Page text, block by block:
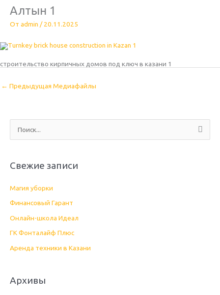
Алтын 1
От admin /20.11.2025
строительство кирпичных домов под ключ в казани 1
← Предыдущая Медиафайлы
с
к
Свежие записи
Магия уборки
Финансовый Гарант
Онлайн-школа Идеал
ГК Фонталайф Плюс
Аренда техники в Казани
Архивы